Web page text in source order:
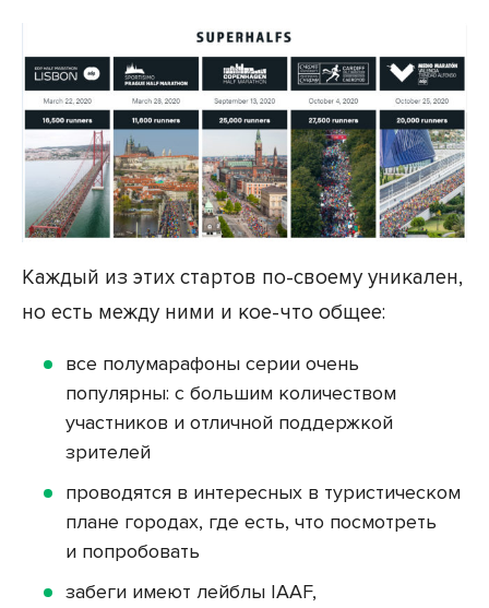
Каждый из этих стартов по-своему уникален,
но есть между ними и кое-что общее:
все полумарафоны серии очень
популярны: с большим количеством
участников и отличной поддержкой
зрителей
проводятся в интересных в туристическом
плане городах, где есть, что посмотреть
и попробовать
забеги имеют лейблы IAAF,